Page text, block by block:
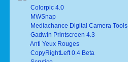
Colorpic 4.0
MWSnap
Mediachance Digital Camera Tools
Gadwin Printscreen 4.3
Anti Yeux Rouges
CopyRightLeft 0.4 Beta